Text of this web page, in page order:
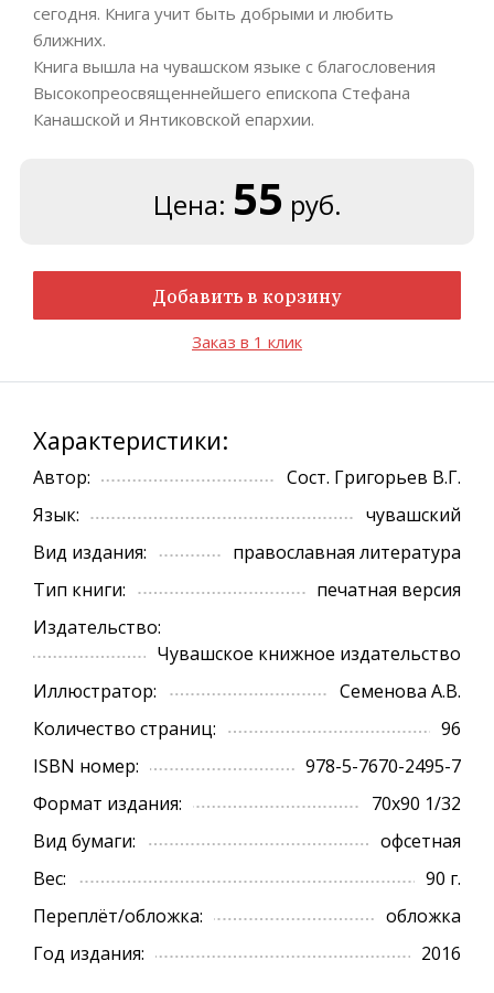
сегодня. Книга учит быть добрыми и любить
ближних.
Книга вышла на чувашском языке с благословения
Высокопреосвященнейшего епископа Стефана
Канашской и Янтиковской епархии.
Цена: 55 руб.
Добавить в корзину
Заказ в 1 клик
Характеристики:
Автор:
Сост. Григорьев В.Г.
Язык:
чувашский
Вид издания:
православная литература
Тип книги:
печатная версия
Издательство:
Чувашское книжное издательство
Иллюстратор:
Семенова А.В.
Количество страниц:
96
ISBN номер:
978-5-7670-2495-7
Формат издания:
70х90 1/32
Вид бумаги:
офсетная
Вес:
90 г.
Переплёт/обложка:
обложка
Год издания:
2016